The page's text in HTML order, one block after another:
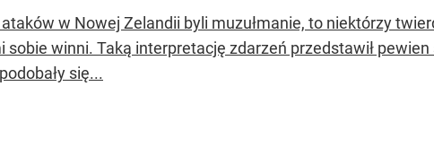
w Nowej Zelandii byli muzułmanie, to niektórzy
sobie winni. Taką interpretację zdarzeń przedstawił
się...